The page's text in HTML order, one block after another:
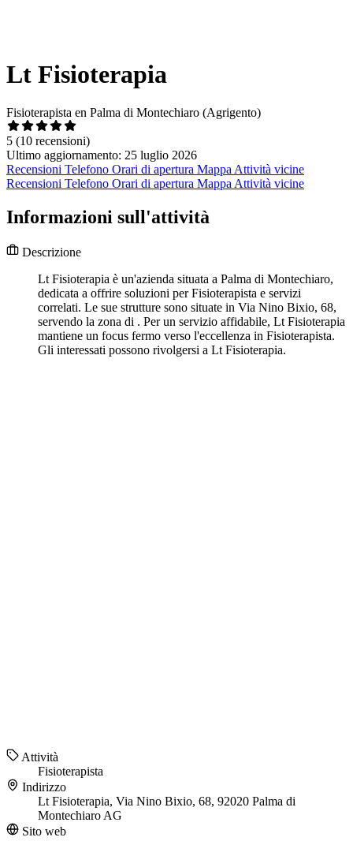
Lt Fisioterapia
Fisioterapista en Palma di Montechiaro (Agrigento)
5 (10 recensioni)
Ultimo aggiornamento: 25 luglio 2026
Recensioni Telefono Orari di apertura Mappa Attività vicine
Recensioni Telefono Orari di apertura Mappa Attività vicine
Informazioni sull'attività
Descrizione
Lt Fisioterapia è un'azienda situata a Palma di Montechiaro,
dedicata a offrire soluzioni per Fisioterapista e servizi
correlati. Le sue strutture sono situate in Via Nino Bixio, 68,
servendo la zona di . Per un servizio affidabile, Lt Fisioterapia
mantiene un focus fermo verso l'eccellenza in Fisioterapista.
Gli interessati possono rivolgersi a Lt Fisioterapia.
Attività
Fisioterapista
Indirizzo
Lt Fisioterapia, Via Nino Bixio, 68, 92020 Palma di
Montechiaro AG
Sito web